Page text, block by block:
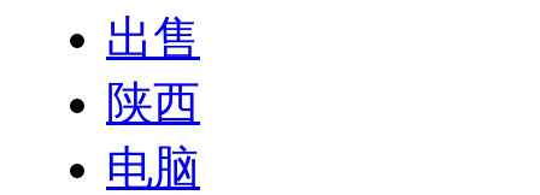
出售
陕西
电脑